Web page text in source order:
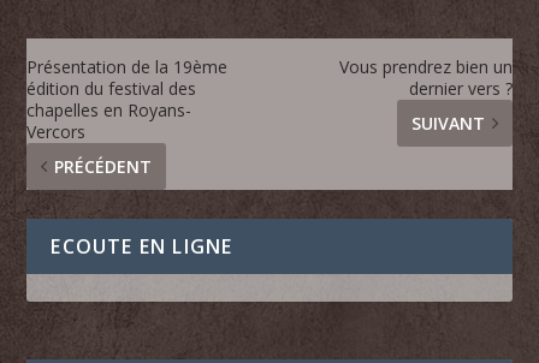
Présentation de la 19ème
édition du festival des
chapelles en Royans-
Vercors
PRÉCÉDENT
Vous prendrez bien un
dernier vers ?
SUIVANT
ECOUTE EN LIGNE